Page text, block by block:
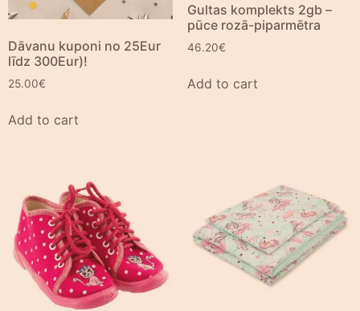
Dāvanu kuponi no 25Eur
līdz 300Eur)!
25.00€
Add to cart
Gultas komplekts 2gb –
pūce rozā-piparmētra
46.20€
Add to cart